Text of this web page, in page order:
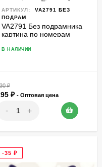
АРТИКУЛ:
VA2791 БЕЗ
ПОДРАМ
VA2791 Без подрамника
картина по номерам
В НАЛИЧИИ
₽
₽ - Оптовая цена
- +
-35 ₽